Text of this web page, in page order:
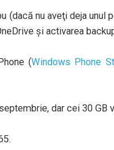
(dacă nu aveţi deja unul
şi activarea
(Windows Phone
dar cei 30 GB